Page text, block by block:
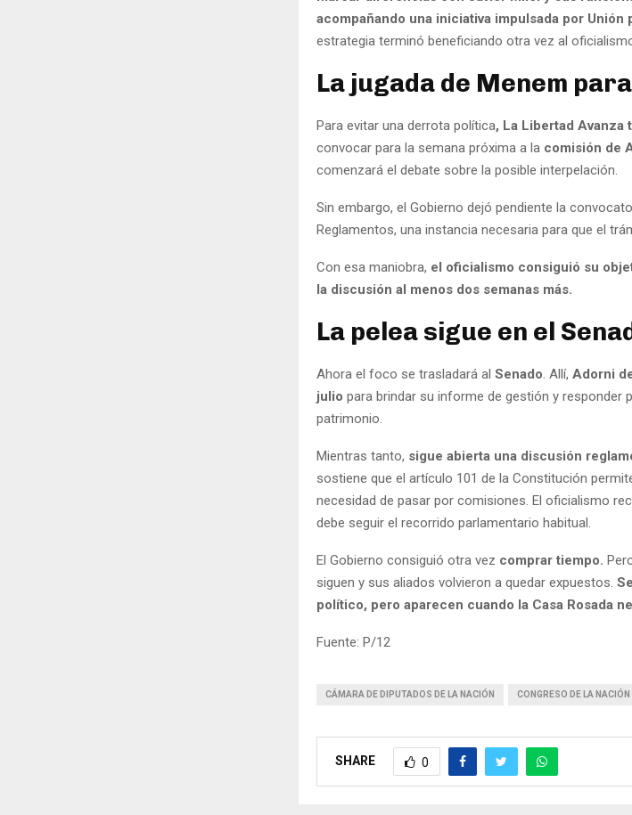
acompañando una iniciativa impulsada por Unión
estrategia terminó beneficiando otra vez al
La jugada de Menem
Para evitar una derrota política, La Libertad Avanza
convocar para la semana próxima a la comisión de
comenzará el debate sobre la posible interpelación.
Sin embargo, el Gobierno dejó pendiente la
Reglamentos, una instancia necesaria para que el
Con esa maniobra, el oficialismo consiguió su
la discusión al menos dos semanas más.
La pelea sigue en el
Ahora el foco se trasladará al Senado. Allí, Adorni
julio para brindar su informe de gestión y responder
patrimonio.
Mientras tanto, sigue abierta una discusión
sostiene que el artículo 101 de la Constitución
necesidad de pasar por comisiones. El oficialismo
debe seguir el recorrido parlamentario habitual.
El Gobierno consiguió otra vez comprar tiempo.
siguen y sus aliados volvieron a quedar expuestos.
político, pero aparecen cuando la Casa Rosada
Fuente: P/12
CÁMARA DE DIPUTADOS DE LA NACIÓN CONGRESO DE LA NACIÓN
SHARE 0